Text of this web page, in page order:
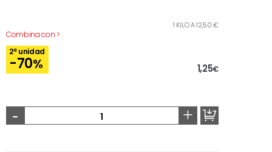
Combina con >
1 KILO A 12,50 €
2ª unidad
-70% 1,25€
- +